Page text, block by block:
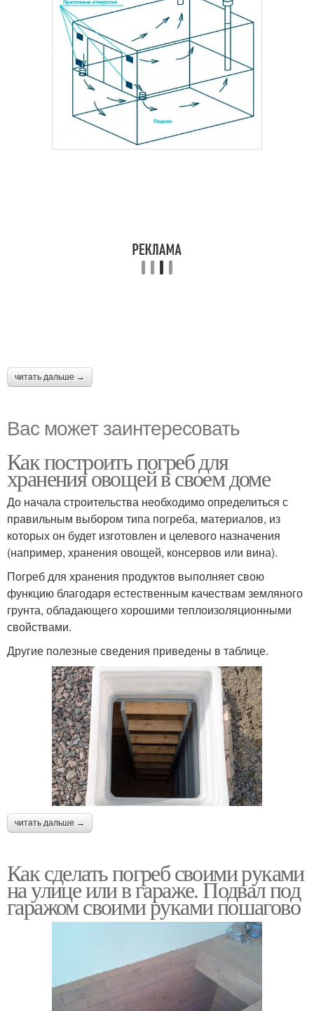
читать дальше →
Вас может заинтересовать
Как построить погреб для
хранения овощей в своем доме
До начала строительства необходимо определиться с
правильным выбором типа погреба, материалов, из
которых он будет изготовлен и целевого назначения
(например, хранения овощей, консервов или вина).
Погреб для хранения продуктов выполняет свою
функцию благодаря естественным качествам земляного
грунта, обладающего хорошими теплоизоляционными
свойствами.
Другие полезные сведения приведены в таблице.
читать дальше →
Как сделать погреб своими руками
на улице или в гараже. Подвал под
гаражом своими руками пошагово